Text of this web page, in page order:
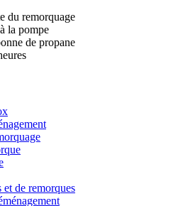
du remorquage
la pompe
de propane
et de remorques